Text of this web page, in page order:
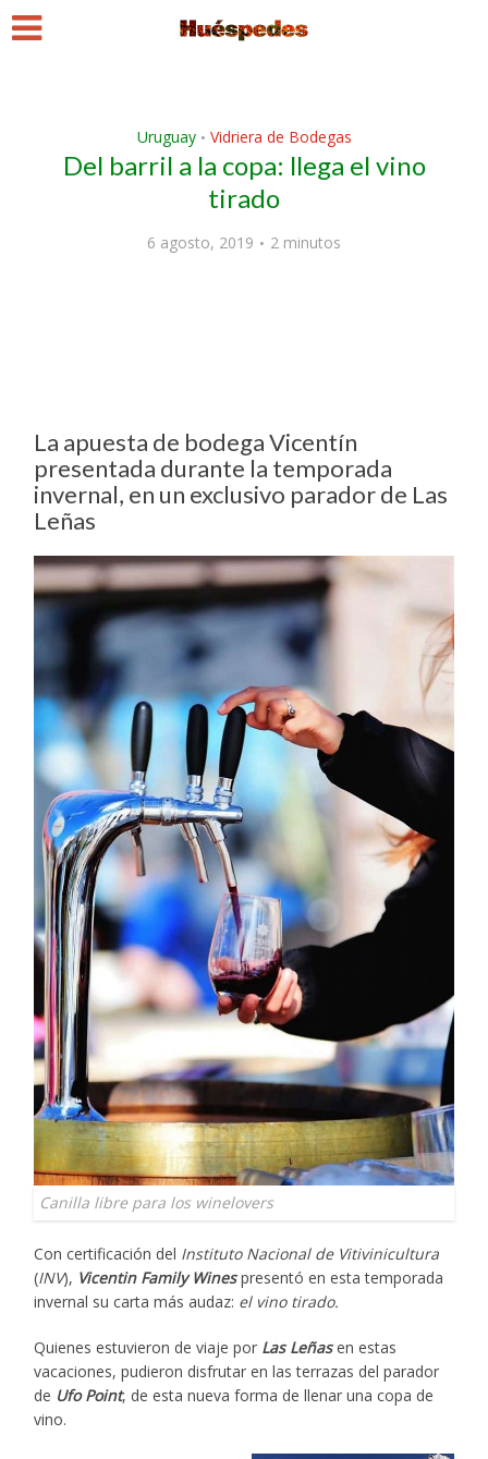
Uruguay • Vidriera de Bodegas
Del barril a la copa: llega el vino
tirado
6 agosto, 2019 2 minutos
La apuesta de bodega Vicentín
presentada durante la temporada
invernal, en un exclusivo parador de Las
Leñas
Canilla libre para los winelovers
Con certificación del Instituto Nacional de Vitivinicultura
(INV), Vicentin Family Winespresentó en esta temporada
invernal su carta más audaz: el vino tirado.
Quienes estuvieron de viaje por Las Leñasen estas
vacaciones, pudieron disfrutar en las terrazas del parador
de Ufo Point, de esta nueva forma de llenar una copa de
vino.